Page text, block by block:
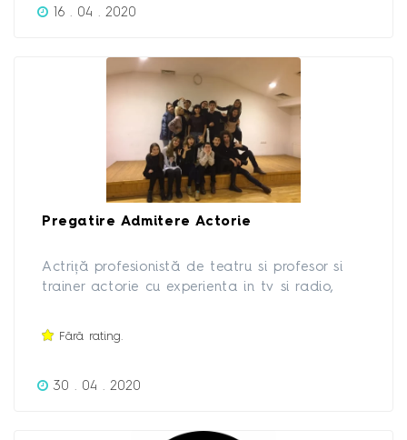
NAȚIONAL TV, ROMÂNIA TV, ANTENA 1),
CANTO, COR, PIAN, VIOARĂ, CHITARĂ,
TEATRU, TEORIE - ARMONIE, EDUCAȚIE
MUZICALĂ, ISTORIA MUZICII și TEATRU.
16 . 04 . 2020
Pregatire Admitere Actorie
Actriță profesionistă de teatru si profesor si
trainer actorie cu experienta in tv si radio,
admitere la Actorie pentru facultățile și
Fără rating.
30 . 04 . 2020